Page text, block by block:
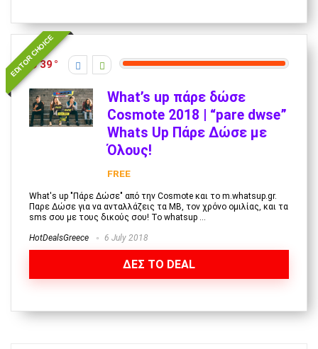
EDITOR CHOICE
39
What’s up πάρε δώσε
Cosmote 2018 | “pare dwse”
Whats Up Πάρε Δώσε με
Όλους!
FREE
What's up "Πάρε Δώσε" από την Cosmote και το m.whatsup.gr.
Παρε Δώσε για να ανταλλάζεις τα MB, τον χρόνο ομιλίας, και τα
sms σου με τους δικούς σου! Το whatsup ...
HotDealsGreece 6 July 2018
ΔΕΣ ΤΟ DEAL